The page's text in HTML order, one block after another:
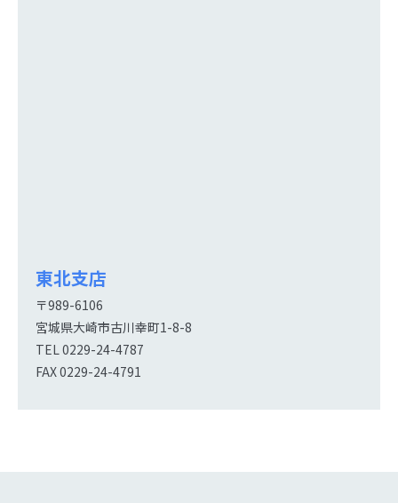
東北支店
〒989-6106
宮城県大崎市古川幸町1-8-8
TEL 0229-24-4787
FAX 0229-24-4791